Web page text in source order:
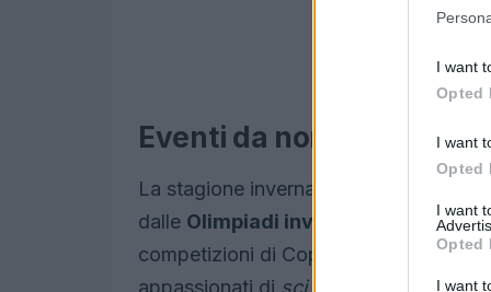
I want
Opted
I want
Opted
I want
Opted
I want
Eventi da non perdere
La stagione invernale 2023-2024 si
dalle Olimpiadi invernali
, che si
competizioni di Coppa del Mondo che